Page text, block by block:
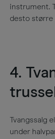
instrument.
desto større
4.
trussel
Tvangssalg
under